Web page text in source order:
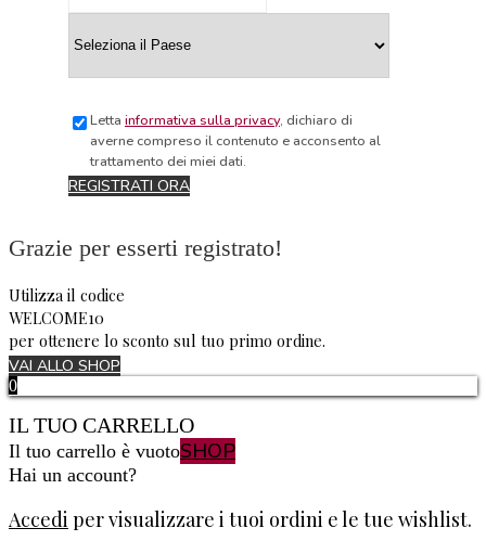
Letta informativa sulla privacy, dichiaro di
averne compreso il contenuto e acconsento al
trattamento dei miei dati.
REGISTRATI ORA
Grazie per esserti registrato!
Utilizza il codice
WELCOME10
per ottenere lo sconto sul tuo primo ordine.
VAI ALLO SHOP
0
IL TUO CARRELLO
Il tuo carrello è vuotoSHOP
Hai un account?
Accedi per visualizzare i tuoi ordini e le tue wishlist.